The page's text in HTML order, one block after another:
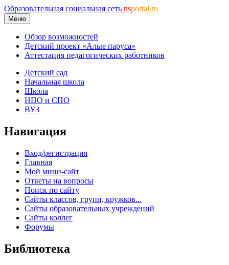
Образовательная социальная сеть nsportal.ru
Меню
Обзор возможностей
Детский проект «Алые паруса»
Аттестация педагогических работников
Детский сад
Начальная школа
Школа
НПО и СПО
ВУЗ
Навигация
Вход/регистрация
Главная
Мой мини-сайт
Ответы на вопросы
Поиск по сайту
Сайты классов, групп, кружков...
Сайты образовательных учреждений
Сайты коллег
Форумы
Библиотека